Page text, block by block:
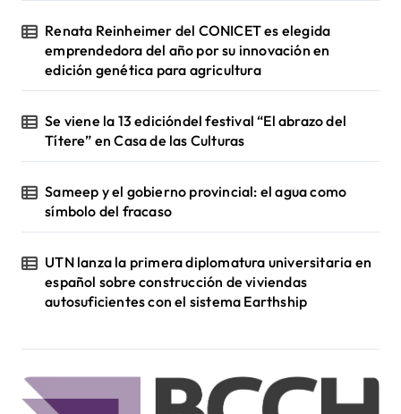
Renata Reinheimer del CONICET es elegida
emprendedora del año por su innovación en
edición genética para agricultura
Se viene la 13 edicióndel festival “El abrazo del
Títere” en Casa de las Culturas
Sameep y el gobierno provincial: el agua como
símbolo del fracaso
UTN lanza la primera diplomatura universitaria en
español sobre construcción de viviendas
autosuficientes con el sistema Earthship